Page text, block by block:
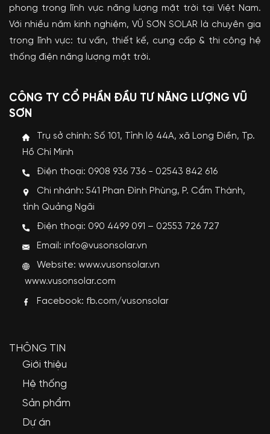
phong trong lĩnh vực năng lượng mặt trời tại Việt Nam.
Với nhiều năm kinh nghiệm, VŨ SƠN SOLAR là chuyên gia
trong lĩnh vực: tư vấn, thiết kế, cung cấp & thi công hệ
thống điện năng lượng mặt trời.
CÔNG TY CỔ PHẦN ĐẦU TƯ NĂNG LƯỢNG VŨ
SƠN
Trụ sở chính: Số 101, Tỉnh lộ 44A, xã Long Điền, Tp.
Hồ Chí Minh
Điện thoại: 0908 936 736 - 02543 842 616
Chi nhánh: 541 Phan Đình Phùng, P. Cẩm Thành,
tỉnh Quảng Ngãi
Điện thoại: 090 4499 091 – 02553 726 727
Email: info@vusonsolar.vn
Website:www.vusonsolar.vn
www.vusonsolar.com
Facebook: fb.com/vusonsolar
THÔNG TIN
Giới thiệu
Hệ thống
Sản phẩm
Dự án